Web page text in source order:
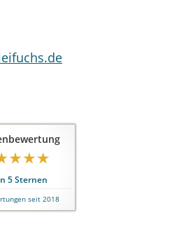
5Sternen
seit 2018